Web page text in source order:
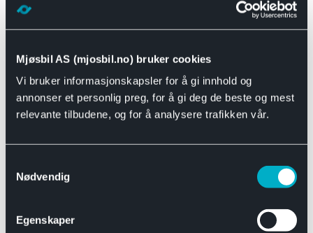
Mjøsbil AS (mjosbil.no) bruker cookies
Vi bruker informasjonskapsler for å gi innhold og
annonser et personlig preg, for å gi deg de beste og mest
relevante tilbudene, og for å analysere trafikken vår.
Nødvendig
Egenskaper
Motor og drivverk
Se alle Universal
Bremsedeler
Se alle Bremsedeler
Bremsenippler
Drivline og motor
Se alle Drivline og motor
Eksosanlegg